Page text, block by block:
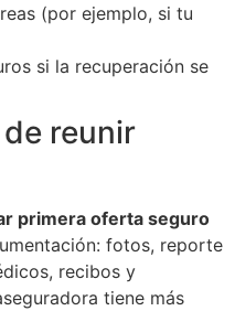
(por ejemplo, si tu
si la recuperación se
reunir
primera oferta seguro
fotos, reporte
recibos y
tiene más